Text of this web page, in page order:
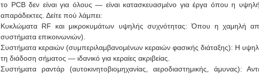
το PCB δεν είναι για όλους — είναι κατασκευασμένο για έργα όπου η υψηλή
απαράδεκτες. Δείτε πού λάμπει:
Κυκλώματα RF και μικροκυμάτων υψηλής συχνότητας: Όπου η χαμηλή
συστήματα επικοινωνιών).
Συστήματα κεραιών (συμπεριλαμβανομένων κεραιών φασικής διάταξης): Η
τη διάδοση σήματος — ιδανικό για κεραίες ακριβείας.
Συστήματα ραντάρ (αυτοκινητοβιομηχανίας, αεροδιαστημικής, άμυνας):